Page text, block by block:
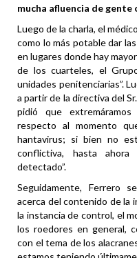
mucha afluencia de gente
Luego de la charla, el
como lo más potable dar
en lugares donde hay
de los cuarteles, el
unidades penitenciarias”.
a partir de la directiva del
pidió que
respecto al momento
hantavirus; si bien no
conflictiva, hasta
detectado”.
Seguidamente, Ferrero
acerca del contenido de la
la instancia de control, el
los roedores en general,
con el tema de los